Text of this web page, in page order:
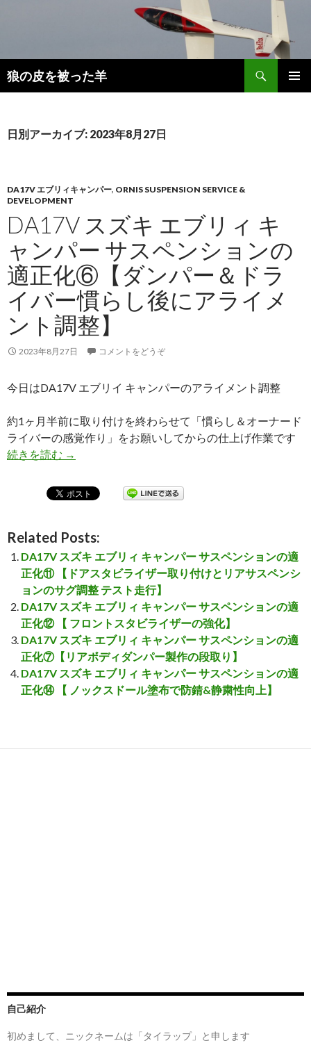
狼の皮を被った羊
検
索
ン
動
日別アーカイブ: 2023年8月27日
DA17V エブリィキャンパー, ORNIS SUSPENSION SERVICE &
DEVELOPMENT
DA17V スズキ エブリィ キ
ャンパー サスペンションの
適正化⑥【ダンパー＆ドラ
イバー慣らし後にアライメ
ント調整】
2023年8月27日 コメントをどうぞ
今日はDA17V エブリイ キャンパーのアライメント調整
約1ヶ月半前に取り付けを終わらせて「慣らし＆オーナード
ライバーの感覚作り」をお願いしてからの仕上げ作業です
続きを読む DA17V スズキ エブリィ キャンパー サスペンシ
→
Related Posts:
DA17V スズキ エブリィ キャンパー サスペンションの適
正化⑪ 【ドアスタビライザー取り付けとリアサスペンシ
ョンのサグ調整 テスト走行】
DA17V スズキ エブリィ キャンパー サスペンションの適
正化⑫ 【 フロントスタビライザーの強化】
DA17V スズキ エブリィ キャンパー サスペンションの適
正化⑦【リアボディダンパー製作の段取り】
DA17V スズキ エブリィ キャンパー サスペンションの適
正化⑭ 【 ノックスドール塗布で防錆&静粛性向上】
自己紹介
初めまして、ニックネームは「タイラップ」と申します